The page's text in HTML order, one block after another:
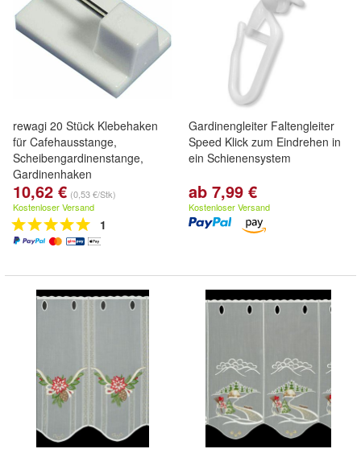
rewagi 20 Stück Klebehaken
für Cafehausstange,
Scheibengardinenstange,
Gardinenhaken
10,62 € (0,53 €/Stk)
Kostenloser Versand
1
Gardinengleiter Faltengleiter
Speed Klick zum Eindrehen in
ein Schienensystem
ab 7,99 €
Kostenloser Versand